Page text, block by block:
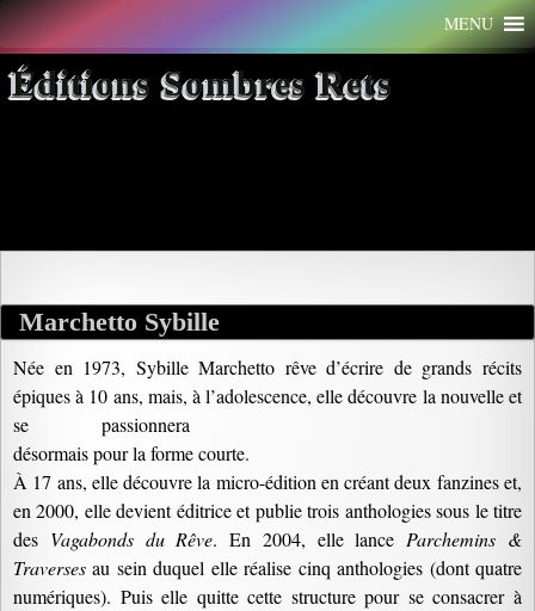
Aller
au
contenu
MENU
Éditions Sombres Rets
Archives par mot-clé :
Marchetto Sybille
Née en 1973, Sybille Marchetto rêve d’écrire de grands récits
épiques à 10 ans, mais, à l’adolescence, elle découvre la nouvelle et
se passionnera
désormais pour la forme courte.
À 17 ans, elle découvre la micro-édition en créant deux fanzines et,
en 2000, elle devient éditrice et publie trois anthologies sous le titre
des Vagabonds du Rêve. En 2004, elle lance Parchemins &
Traverses au sein duquel elle réalise cinq anthologies (dont quatre
numériques). Puis elle quitte cette structure pour se consacrer à